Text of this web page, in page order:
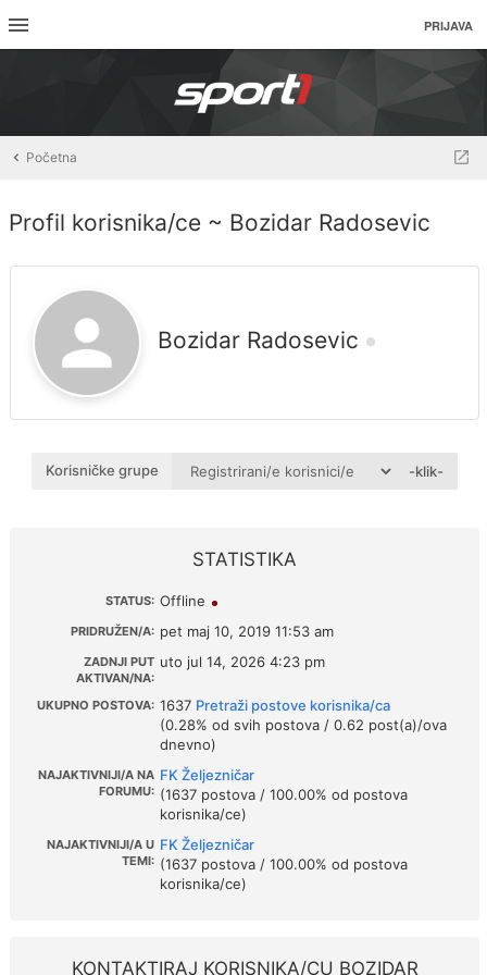
PRIJAVA
Početna
Profil korisnika/ce ~ Bozidar Radosevic
Bozidar Radosevic
Korisničke grupe -klik-
STATISTIKA
STATUS: Offline
PRIDRUŽEN/A: pet maj 10, 2019 11:53 am
ZADNJI PUT
AKTIVAN/NA:
uto jul 14, 2026 4:23 pm
UKUPNO POSTOVA: 1637 Pretraži postove korisnika/ca
(0.28% od svih postova / 0.62 post(a)/ova
dnevno)
NAJAKTIVNIJI/A NA
FORUMU:
FK Željezničar
(1637 postova / 100.00% od postova
korisnika/ce)
NAJAKTIVNIJI/A U
TEMI:
FK Željezničar
(1637 postova / 100.00% od postova
korisnika/ce)
KONTAKTIRAJ KORISNIKA/CU BOZIDAR